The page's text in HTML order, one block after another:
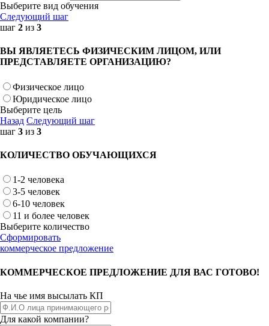
Выберите вид обучения
Следующий шаг
шаг 2 из 3
ВЫ ЯВЛЯЕТЕСЬ ФИЗИЧЕСКИМ ЛИЦОМ, ИЛИ
ПРЕДСТАВЛЯЕТЕ ОРГАНИЗАЦИЮ?
Физическое лицо
Юридическое лицо
Выберите цель
Назад Следующий шаг
шаг 3 из 3
КОЛИЧЕСТВО ОБУЧАЮЩИХСЯ
1-2 человека
3-5 человек
6-10 человек
11 и более человек
Выберите количество
Сформировать
коммерческое предложение
КОММЕРЧЕСКОЕ ПРЕДЛОЖЕНИЕ ДЛЯ ВАС ГОТОВО!
На чье имя высылать КП
Для какой компании?